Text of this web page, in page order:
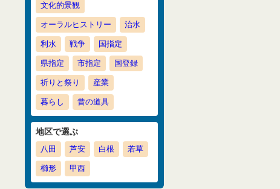
文化的景観
オーラルヒストリー 治水
利水 戦争 国指定
県指定 市指定 国登録
祈りと祭り 産業
暮らし 昔の道具
地区で選ぶ
八田 芦安 白根 若草
櫛形 甲西